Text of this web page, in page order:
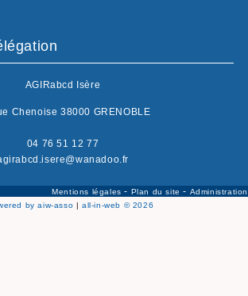
AGIRabcd Isère
Chenoise 38000 GRENOBLE
04 76 51 12 77
Mentions légales- Plan du site- Administration
by aiw-asso | all-in-web © 2026